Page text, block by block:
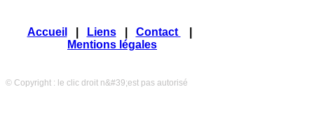
Accueil Liens| Contact
Mentions légales
© Copyright : le clic droit n&#39;est pas autorisé